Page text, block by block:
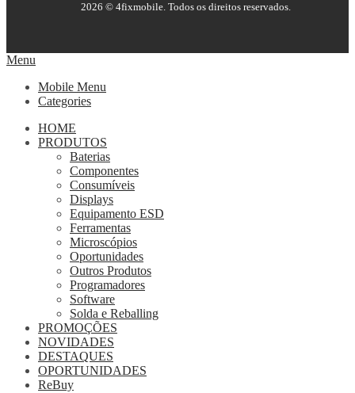
2026 © 4fixmobile. Todos os direitos reservados.
Menu
Mobile Menu
Categories
HOME
PRODUTOS
Baterias
Componentes
Consumíveis
Displays
Equipamento ESD
Ferramentas
Microscópios
Oportunidades
Outros Produtos
Programadores
Software
Solda e Reballing
PROMOÇÕES
NOVIDADES
DESTAQUES
OPORTUNIDADES
ReBuy